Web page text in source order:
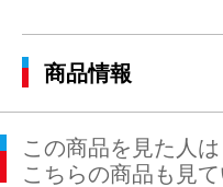
商品情報
この商品を見た人は
こちらの商品も見